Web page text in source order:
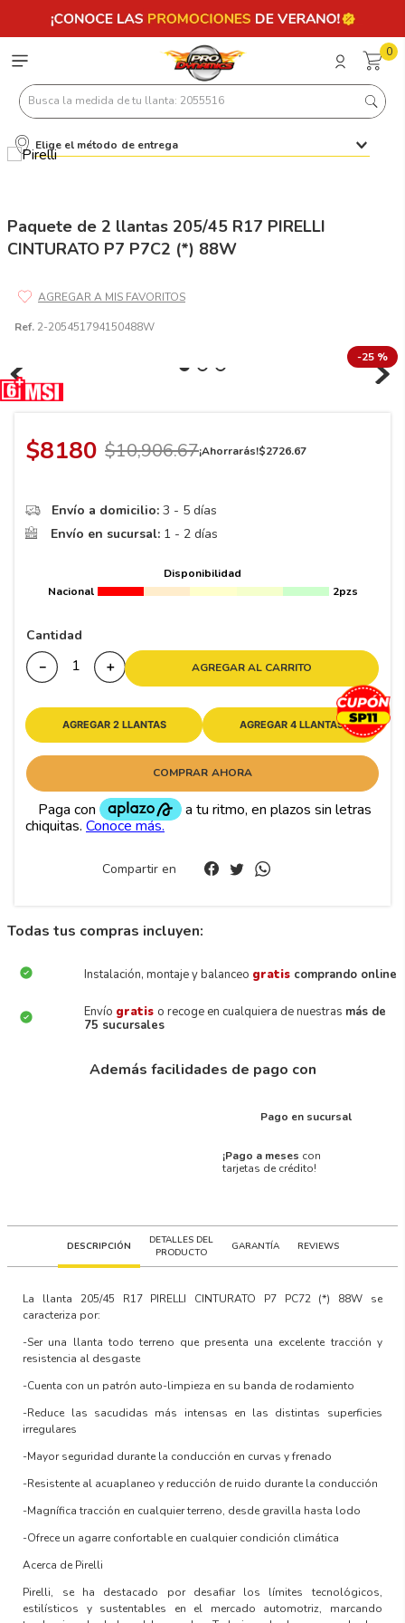
0
Busca la medida de tu llanta: 2055516
Elige el método de entrega
Paquete de 2 llantas 205/45 R17 PIRELLI
CINTURATO P7 P7C2 (*) 88W
Ref. 2-205451794150488W
-25 %
$8180 $10,906.67¡Ahorrarás!$2726.67
Envío a domicilio: 3 - 5 días
Envío en sucursal: 1 - 2 días
Disponibilidad
Nacional
2pzs
Cantidad
＋
－ AGREGAR AL CARRITO
AGREGAR 2 LLANTAS AGREGAR 4 LLANTAS
COMPRAR AHORA
Compartir en
Todas tus compras incluyen:
Instalación, montaje y balanceo gratis comprando online
Envío gratis o recoge en cualquiera de nuestras más de
75 sucursales
Además facilidades de pago con
Pago en sucursal
¡Pago a meses con
tarjetas de crédito!
DESCRIPCIÓN
DETALLES DEL
PRODUCTO
GARANTÍA REVIEWS
La llanta 205/45 R17 PIRELLI CINTURATO P7 PC72 (*) 88W se
caracteriza por:
-Ser una llanta todo terreno que presenta una excelente tracción y
resistencia al desgaste
-Cuenta con un patrón auto-limpieza en su banda de rodamiento
-Reduce las sacudidas más intensas en las distintas superficies
irregulares
-Mayor seguridad durante la conducción en curvas y frenado
-Resistente al acuaplaneo y reducción de ruido durante la conducción
-Magnífica tracción en cualquier terreno, desde gravilla hasta lodo
-Ofrece un agarre confortable en cualquier condición climática
Acerca de Pirelli
Pirelli, se ha destacado por desafiar los límites tecnológicos,
estilísticos y sustentables en el mercado automotriz, marcando
Términos más buscados
2
3.225
7 245